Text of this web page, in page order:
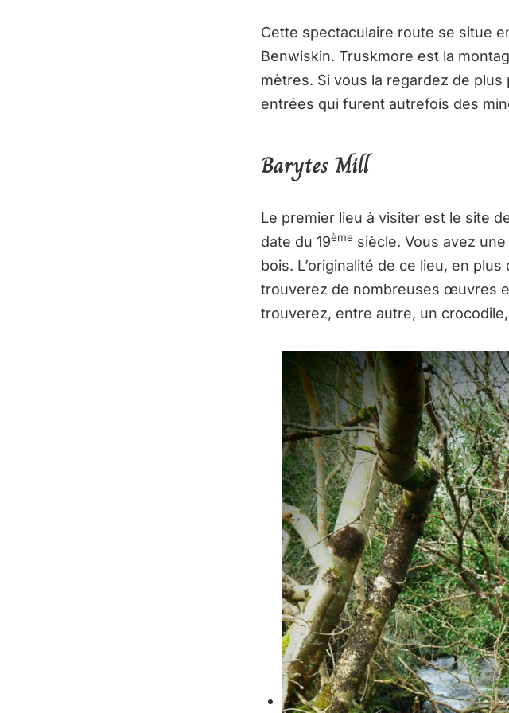
Cette spectaculaire route se situe
Benwiskin. Truskmore est la
mètres. Si vous la regardez de
entrées qui furent autrefois des
Barytes Mill
Le premier lieu à visiter est le site
date du 19ème siècle. Vous avez
bois. L’originalité de ce lieu, en
trouverez de nombreuses œuvres
trouverez, entre autre, un